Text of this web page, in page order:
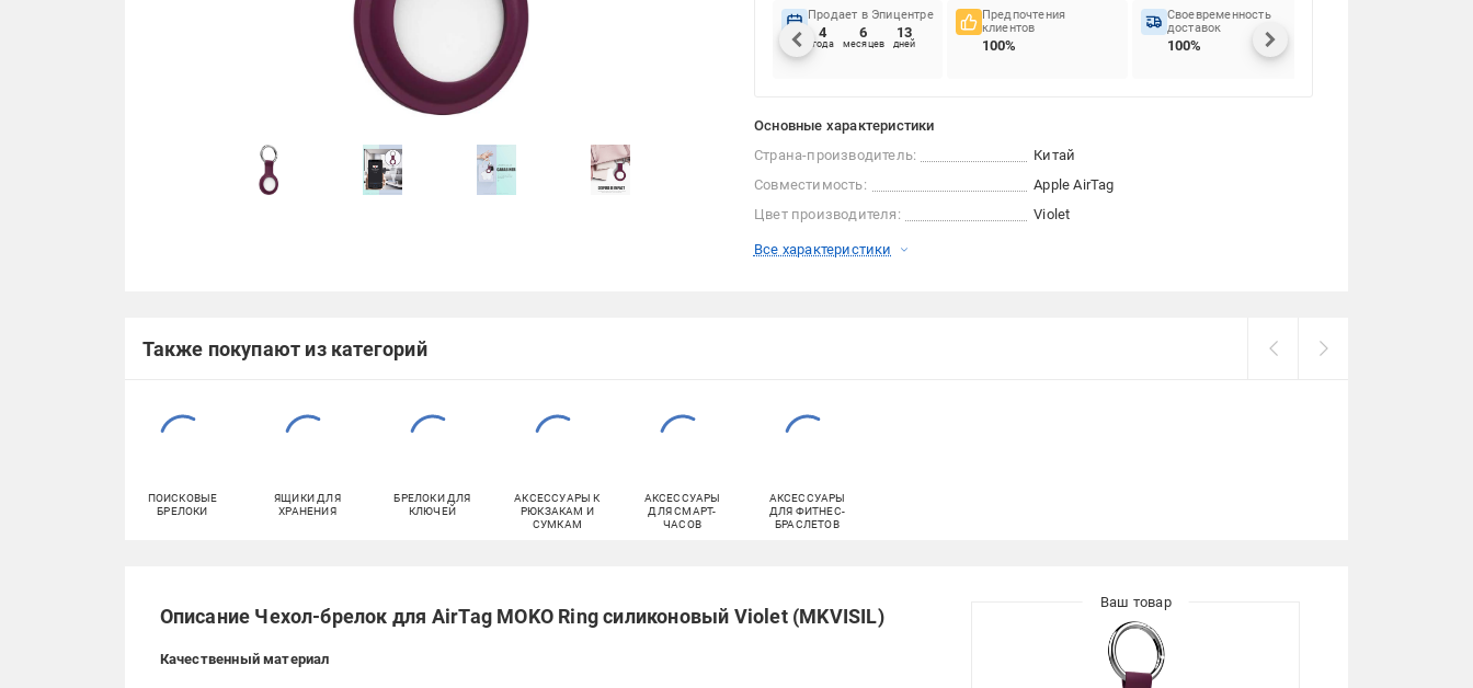
Продает в Эпицентре
4
года
6
месяцев
13
дней
Предпочтения
клиентов
100%
Своевременность
доставок
100%
Основные характеристики
Страна-производитель:
Китай
Совместимость:
Apple AirTag
Цвет производителя:
Violet
Все характеристики
Также покупают из категорий
ПОИСКОВЫЕ
БРЕЛОКИ
ЯЩИКИ ДЛЯ
ХРАНЕНИЯ
БРЕЛОКИ ДЛЯ
КЛЮЧЕЙ
АКСЕССУАРЫ К
РЮКЗАКАМ И
СУМКАМ
АКСЕССУАРЫ
ДЛЯ СМАРТ-
ЧАСОВ
АКСЕССУАРЫ
ДЛЯ ФИТНЕС-
БРАСЛЕТОВ
Описание Чехол-брелок для AirTag MOKO Ring силиконовый Violet (MKVISIL)
Качественный материал